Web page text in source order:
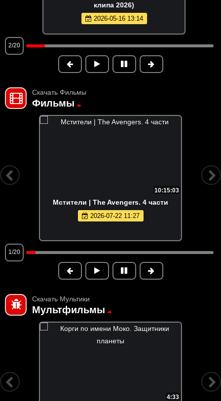
клипа 2026)
2026-05-16 13:14
2/20
Скачать Фильмы
Фильмы
10:15:03
Мстители | The Avengers. 4 части
2026-07-22 11:27
1/20
Скачать Мультики
Мультфильмы
4:33